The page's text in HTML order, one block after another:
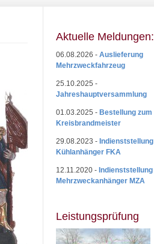
Aktuelle Meldungen:
06.08.2026 - Auslieferung
Mehrzweckfahrzeug
25.10.2025 -
Jahreshauptversammlung
01.03.2025 - Bestellung zum
Kreisbrandmeister
29.08.2023 - Indienststellung
Kühlanhänger FKA
12.11.2020 - Indienststellung
Mehrzweckanhänger MZA
Leistungsprüfung